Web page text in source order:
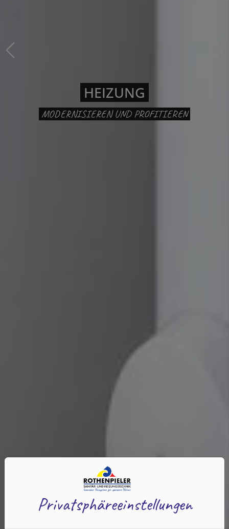
HEIZUNG
MODERNISIEREN UND PROFITIEREN
Privatsphäre­einstellungen